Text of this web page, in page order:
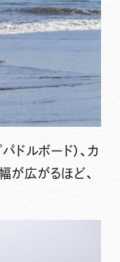
ドルボード）、カ
が広がるほど、